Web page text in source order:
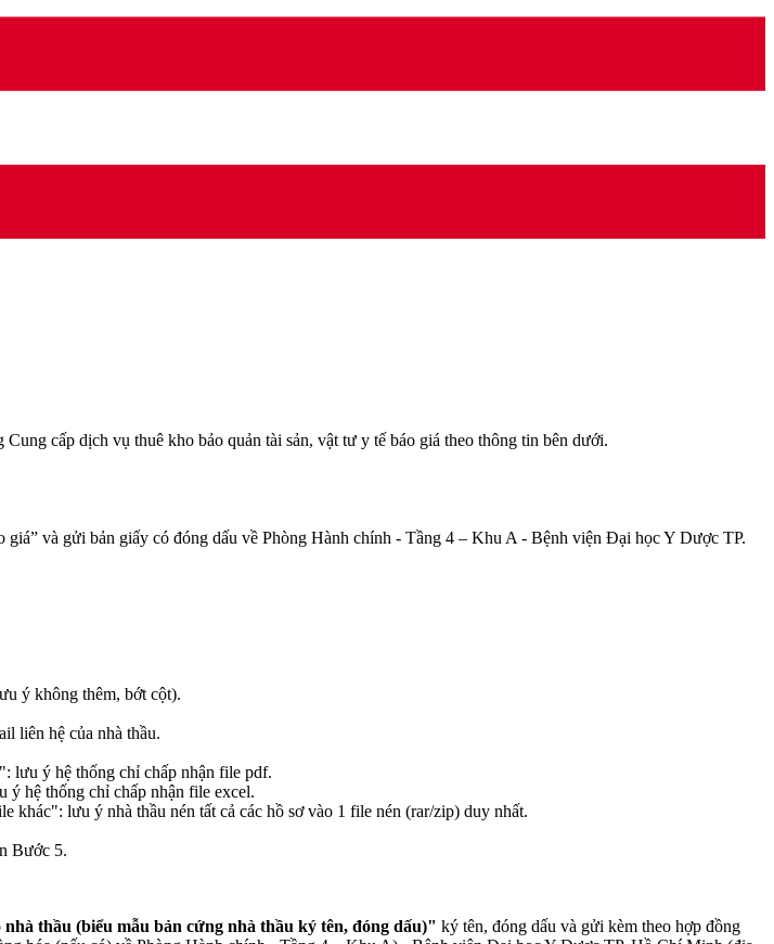
cấp dịch vụ thuê kho bảo quản tài sản, vật tư y tế báo giá theo thông tin bên dưới.
và gửi bản giấy có đóng dấu về Phòng Hành chính - Tầng 4 – Khu A - Bệnh viện Đại học Y Dược TP.
ý không thêm, bớt cột).
liên hệ của nhà thầu.
lưu ý hệ thống chỉ chấp nhận file pdf.
hệ thống chỉ chấp nhận file excel.
lưu ý nhà thầu nén tất cả các hồ sơ vào 1 file nén (rar/zip) duy nhất.
Bước 5.
thầu (biểu mẫu bản cứng nhà thầu ký tên, đóng dấu)" ký tên, đóng dấu và gửi kèm theo hợp đồng